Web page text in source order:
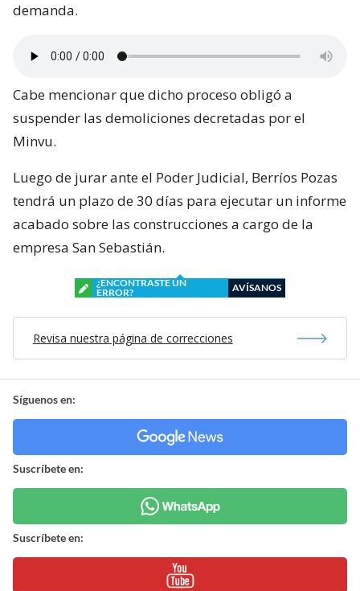
demanda.
Cabe mencionar que dicho proceso obligó a
suspender las demoliciones decretadas por el
Minvu.
Luego de jurar ante el Poder Judicial, Berríos Pozas
tendrá un plazo de 30 días para ejecutar un informe
acabado sobre las construcciones a cargo de la
empresa San Sebastián.
¿ENCONTRASTE UN
ERROR?
AVÍSANOS
Revisa nuestra página de correcciones
Síguenos en:
Suscríbete en:
Suscríbete en: